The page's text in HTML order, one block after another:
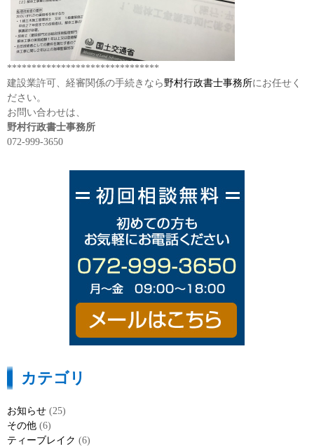
*******************************
建設業許可、経審関係の手続きなら野村行政書士事務所にお任せく
ださい。
お問い合わせは、
野村行政書士事務所
072-999-3650
カテゴリ
お知らせ (25)
その他 (6)
ティーブレイク (6)